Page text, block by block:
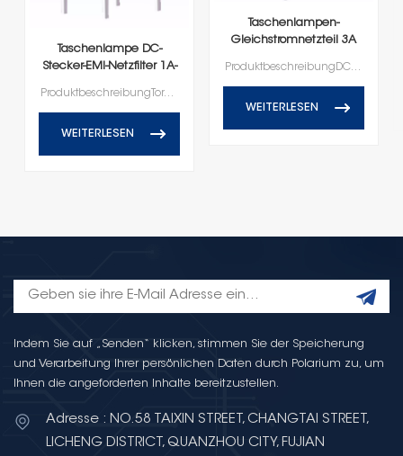
Taschenlampe DC-
Stecker-EMI-Netzfilter 1A-
ProduktbeschreibungTorch DC Plug-In EMI-Netzfilter-Serie
WEITERLESEN
Taschenlampen-
Gleichstromnetzteil 3A
ProduktbeschreibungDC-Steck-EMI-Netzfilter-Serie
WEITERLESEN
Indem Sie auf „Senden“ klicken, stimmen Sie der Speicherung
und Verarbeitung Ihrer persönlichen Daten durch Polarium zu, um
Ihnen die angeforderten Inhalte bereitzustellen.
Adresse : NO.58 TAIXIN STREET, CHANGTAI STREET,
LICHENG DISTRICT, QUANZHOU CITY, FUJIAN